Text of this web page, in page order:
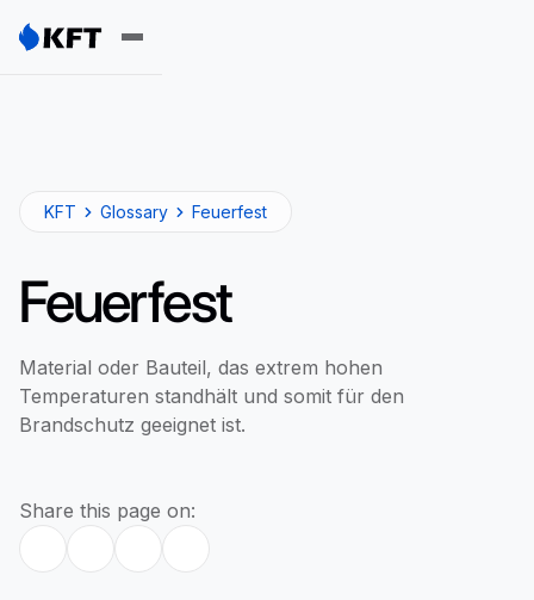
KFT Glossary Feuerfest
Feuerfest
Material oder Bauteil, das extrem hohen
Temperaturen standhält und somit für den
Brandschutz geeignet ist.
Share this page on: